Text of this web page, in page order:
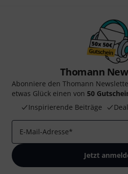
Thomann
Abonniere den Thomann
etwas Glück einen von 50
Inspirierende Beiträge
E-Mail-Adresse*
Jetzt